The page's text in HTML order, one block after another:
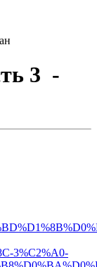
3 -
3%C2%A0-